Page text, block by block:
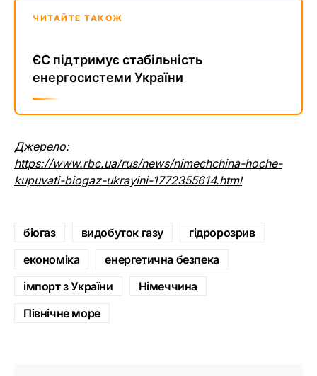
ЧИТАЙТЕ ТАКОЖ
ЄС підтримує стабільність
енергосистеми України
Джерело:
https://www.rbc.ua/rus/news/nimechchina-hoche-
kupuvati-biogaz-ukrayini-1772355614.html
біогаз видобуток газу
гідророзрив
економіка
енергетична безпека
імпорт з України
Німеччина
Північне море